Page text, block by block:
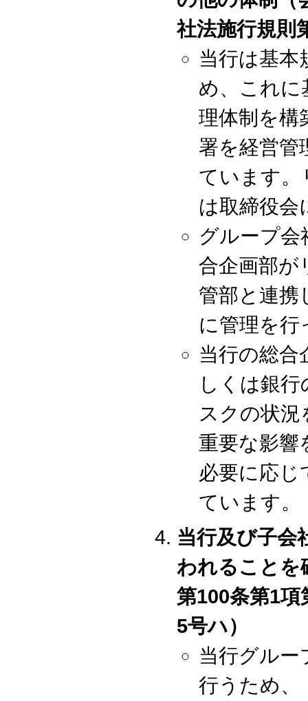
社法施行規則
当行は基本
め、これに
理体制を構
署を経営管
ています。
は取締役会
グループ
合企画部が
管部と連携
に管理を行
当行の総合
しくは銀
スクの状
重要な影響
必要に応じ
ています。
当行及び子会
われることを
第100条第1項
5号ハ）
当行グルー
行うため、